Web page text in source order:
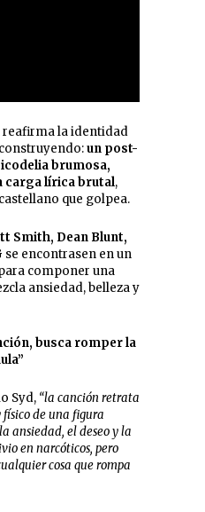
reafirma la identidad
un post-
brumosa,
carga lírica brutal,
que golpea.
Smith, Dean Blunt,
se encontrasen en un
componer una
ansiedad, belleza y
busca romper la
Syd, “la canción retrata
físico de una figura
ansiedad, el deseo y la
en narcóticos, pero
cosa que rompa